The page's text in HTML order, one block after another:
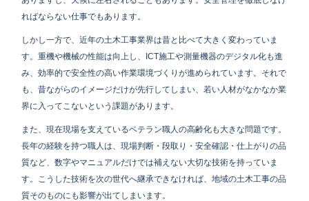
ればならない仕事でもあります。
しかし一方で、近年の土木工事業界は昔と比べて大きく変わっていま
す。重機や機械の性能は向上し、ICT施工や測量機器のデジタル化も進
み、効率的で安全性の高い作業環境づくりが進められています。それで
も、昔ながらのイメージだけが先行してしまい、若い人材がなかなか業
界に入ってこないという課題があります。
また、現在現場を支えているベテラン職人の高齢化も大きな問題です。
長年の経験を持つ職人は、現場判断・段取り・安全確認・仕上がりの品
質など、数字やマニュアルだけでは補えない大切な技術を持っていま
す。こうした技術を次の世代へ継承できなければ、地域の土木工事の品
質そのものにも影響が出てしまいます。